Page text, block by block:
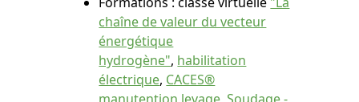
chaîne de valeur du vecteur
énergétique
hydrogène", habilitation
électrique, CACES®